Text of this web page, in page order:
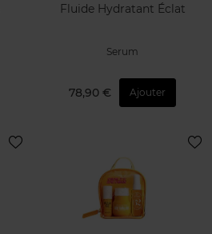
Fluide Hydratant Éclat
Serum
78,90 € Ajouter